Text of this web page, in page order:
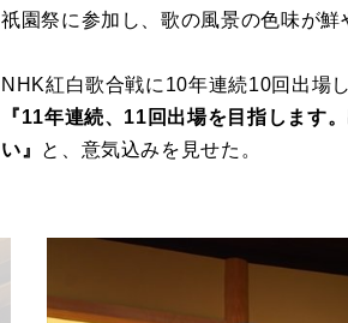
祇園祭に参加し、歌の風景の色味が鮮
NHK紅白歌合戦に10年連続10回出場
『11年連続、11回出場を目指します
い』
と、意気込みを見せた。